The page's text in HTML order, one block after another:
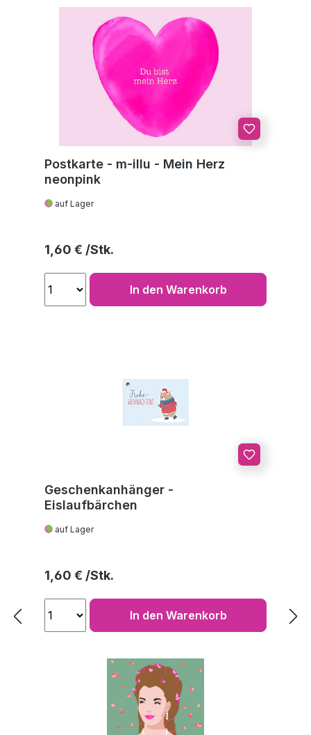
Postkarte - m-illu - Mein Herz
neonpink
auf Lager
Regulärer Preis:
1,60 €
In den Warenkorb
Geschenkanhänger -
Eislaufbärchen
auf Lager
Regulärer Preis:
1,60 €
In den Warenkorb